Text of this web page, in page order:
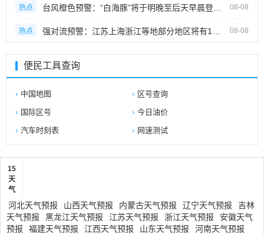
热点 08-08
热点 08-08
便民工具查询
中国地图 区号查询
国际区号 今日油价
汽车时刻表 网速测试
15
天
气
河北天气预报 山西天气预报 内蒙古天气预报 辽宁天气预报
吉林
天气预报
黑龙江天气预报 江苏天气预报 浙江天气预报
安徽天气
预报
福建天气预报 江西天气预报 山东天气预报
河南天气预报